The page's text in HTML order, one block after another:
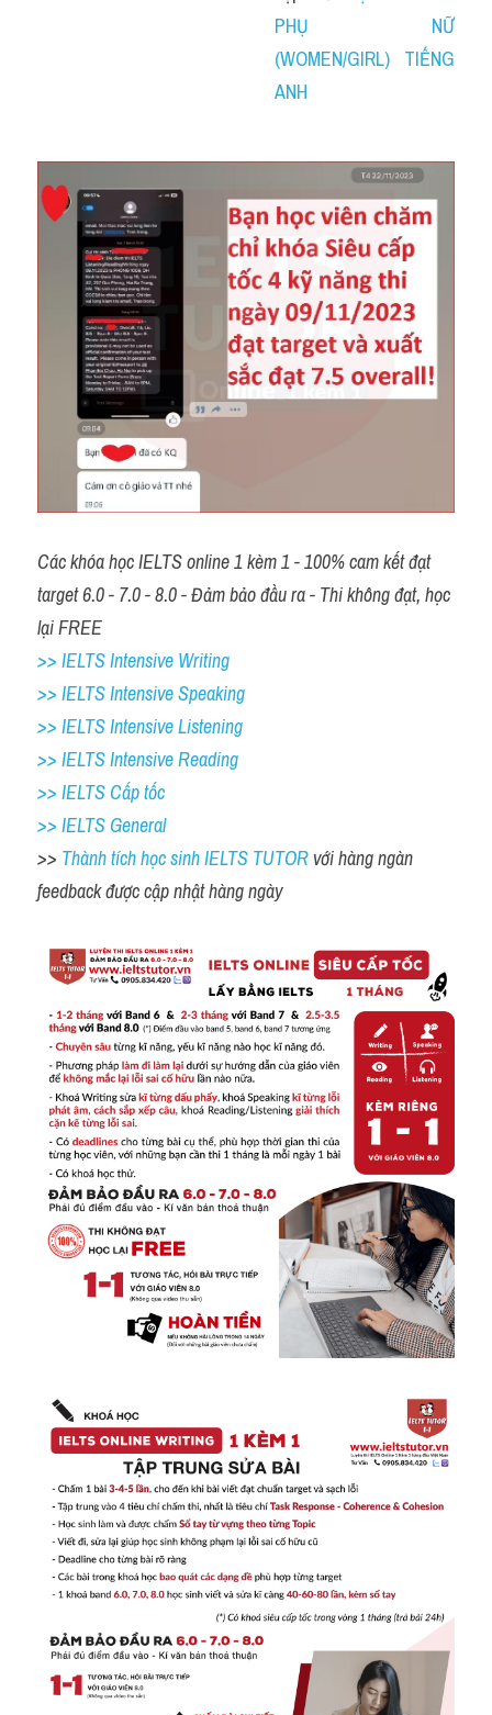
PHỤ NỮ
(WOMEN/GIRL) TIẾNG
ANH
Các khóa học IELTS online 1 kèm 1 - 100% cam kết đạt
target 6.0 - 7.0 - 8.0 - Đảm bảo đầu ra - Thi không đạt, học
lại FREE
>> IELTS Intensive Writing
>> IELTS Intensive Speaking
>> IELTS Intensive Listening
>> IELTS Intensive Reading
>> IELTS Cấp tốc
>> IELTS General
>> Thành tích học sinh IELTS TUTOR với hàng ngàn
feedback được cập nhật hàng ngày